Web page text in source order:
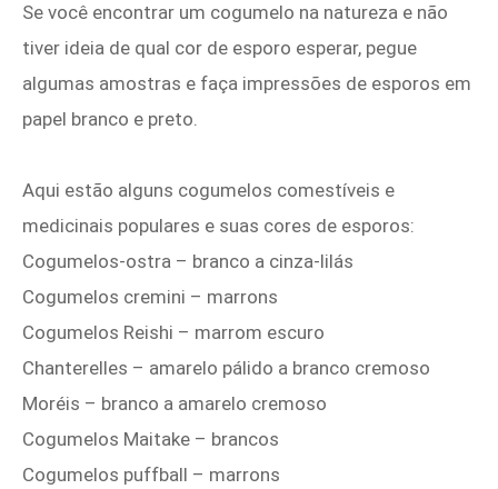
Se você encontrar um cogumelo na natureza e não
tiver ideia de qual cor de esporo esperar, pegue
algumas amostras e faça impressões de esporos em
papel branco e preto.
Aqui estão alguns cogumelos comestíveis e
medicinais populares e suas cores de esporos:
Cogumelos-ostra – branco a cinza-lilás
Cogumelos cremini – marrons
Cogumelos Reishi – marrom escuro
Chanterelles – amarelo pálido a branco cremoso
Moréis – branco a amarelo cremoso
Cogumelos Maitake – brancos
Cogumelos puffball – marrons